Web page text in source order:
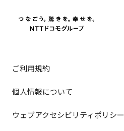
ご利用規約
個人情報について
ウェブアクセシビリティポリシー